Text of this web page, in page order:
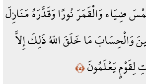
ضِيَاء وَالْقَمَرَ نُورًا وَقَدَّرَهُ مَنَازِلَ
وَالْحِسَابَ مَا خَلَقَ اللّهُ ذَلِكَ إِلاَّ
لِقَوْمٍ يَعْلَمُونَ﴿٥﴾